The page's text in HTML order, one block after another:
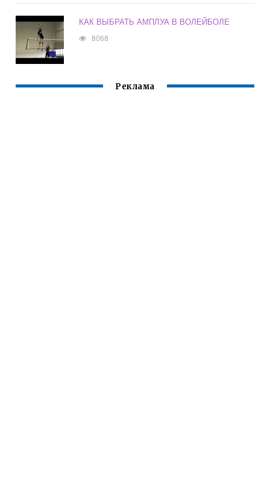
КАК ВЫБРАТЬ АМПЛУА В ВОЛЕЙБОЛЕ
8068
Реклама